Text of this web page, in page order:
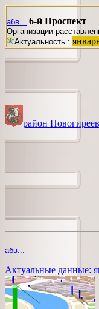
абв... 6-й Проспект
Организации
Актуальность :
район
абв...
Актуальные данные: